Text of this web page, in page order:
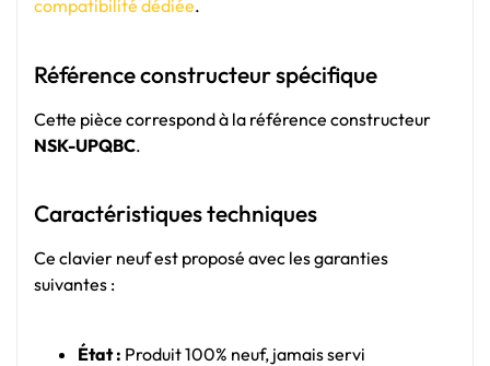
compatibilité dédiée.
Référence constructeur spécifique
Cette pièce correspond à la référence constructeur
NSK-UPQBC.
Caractéristiques techniques
Ce clavier neuf est proposé avec les garanties
suivantes :
État : Produit 100% neuf, jamais servi